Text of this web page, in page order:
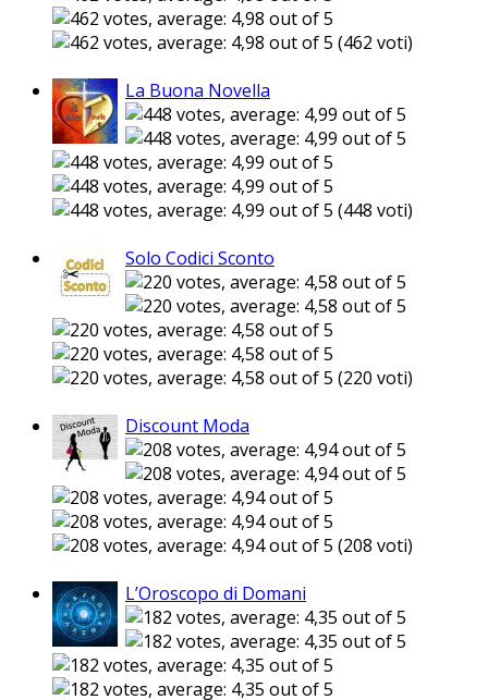
(462 voti)
La Buona Novella
(448 voti)
Solo Codici Sconto
(220 voti)
Discount Moda
(208 voti)
L’Oroscopo di Domani